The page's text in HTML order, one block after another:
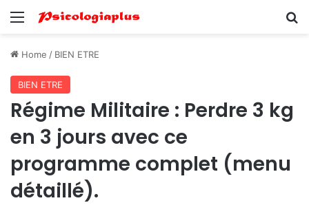
Menu
Home / BIEN ETRE
BIEN ETRE
Régime Militaire : Perdre 3 kg
en 3 jours avec ce
programme complet (menu
détaillé).